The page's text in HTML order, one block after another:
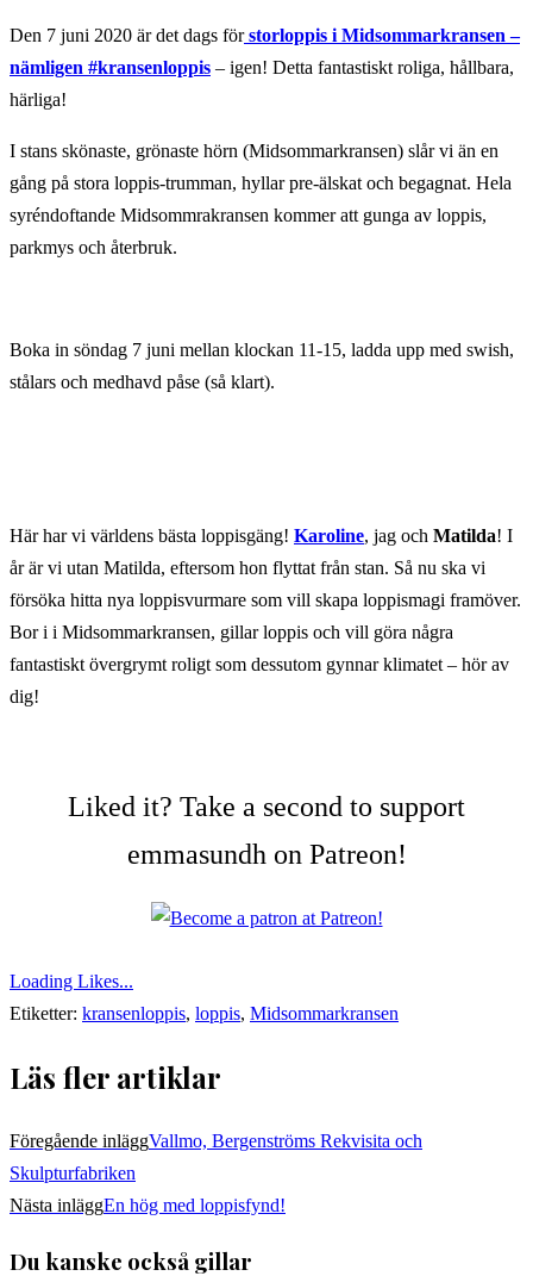
Den 7 juni 2020 är det dags förstorloppis i Midsommarkransen –
nämligen #kransenloppis – igen! Detta fantastiskt roliga, hållbara,
härliga!
I stans skönaste, grönaste hörn (Midsommarkransen) slår vi än en
gång på stora loppis-trumman, hyllar pre-älskat och begagnat. Hela
syréndoftande Midsommrakransen kommer att gunga av loppis,
parkmys och återbruk.
Boka in söndag 7 juni mellan klockan 11-15, ladda upp med swish,
stålars och medhavd påse (så klart).
Här har vi världens bästa loppisgäng! Karoline, jag och Matilda! I
år är vi utan Matilda, eftersom hon flyttat från stan. Så nu ska vi
försöka hitta nya loppisvurmare som vill skapa loppismagi framöver.
Bor i i Midsommarkransen, gillar loppis och vill göra några
fantastiskt övergrymt roligt som dessutom gynnar klimatet – hör av
dig!
Liked it? Take a second to support
emmasundh on Patreon!
Loading Likes...
Etiketter: kransenloppis, loppis, Midsommarkransen
Läs fler artiklar
Föregående inläggVallmo, Bergenströms Rekvisita och
Skulpturfabriken
Nästa inläggEn hög med loppisfynd!
Du kanske också gillar